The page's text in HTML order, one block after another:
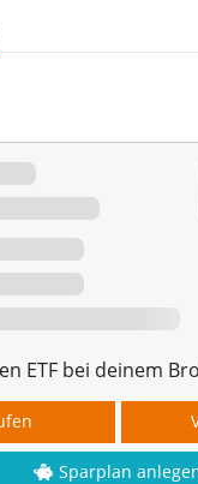
ETF bei deinem
Sparplan